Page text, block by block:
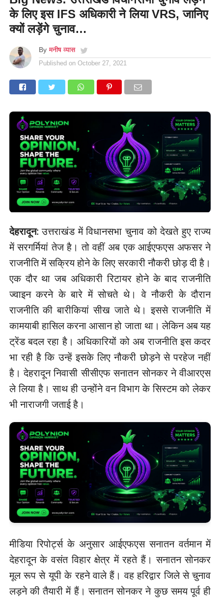
के लिए इस IFS अधिकारी ने लिया VRS, जानिए
क्यों लड़ेंगे चुनाव…
By मनीष व्यास
Published on October 27, 2021
देहरादून: उत्तराखंड में विधानसभा चुनाव को देखते हुए राज्य
में सरगर्मियां तेज है। तो वहीं अब एक आईएफएस अफसर ने
राजनीति में सक्रिय होने के लिए सरकारी नौकरी छोड़ दी है।
एक दौर था जब अधिकारी रिटायर होने के बाद राजनीति
ज्वाइन करने के बारे में सोचते थे। वे नौकरी के दौरान
राजनीति की बारीकियां सीख जाते थे। इससे राजनीति में
कामयाबी हासिल करना आसान हो जाता था। लेकिन अब यह
ट्रेंड बदल रहा है। अधिकारियों को अब राजनीति इस कदर
भा रही है कि उन्हें इसके लिए नौकरी छोड़ने से परहेज नहीं
है। देहरादून निवासी सीसीएफ सनातन सोनकर ने वीआरएस
ले लिया है। साथ ही उन्होंने वन विभाग के सिस्टम को लेकर
भी नाराजगी जताई है।
मीडिया रिपोर्ट्स के अनुसार आईएफएस सनातन वर्तमान में
देहरादून के वसंत विहार क्षेत्र में रहते हैं। सनातन सोनकर
मूल रूप से यूपी के रहने वाले हैं। वह हरिद्वार जिले से चुनाव
लड़ने की तैयारी में हैं। सनातन सोनकर ने कुछ समय पूर्व ही